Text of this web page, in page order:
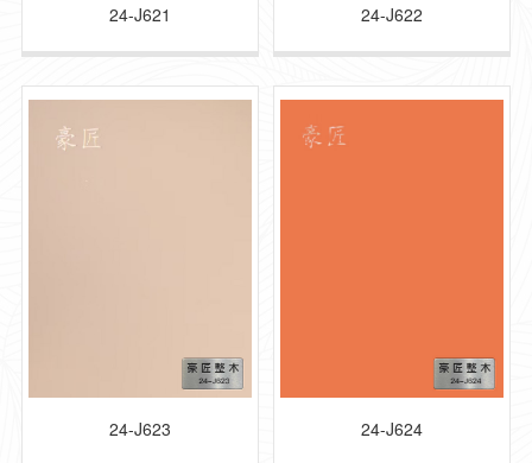
24-J621 24-J622
24-J623 24-J624